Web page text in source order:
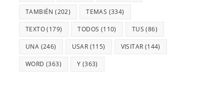
TAMBIÉN (202) TEMAS (334)
TEXTO(179) TODOS (110) TUS (86)
UNA (246) USAR (115) VISITAR (144)
WORD (363) Y (363)